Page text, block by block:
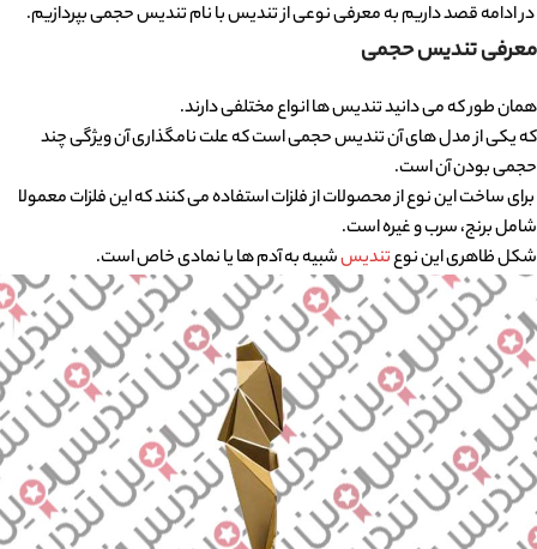
در ادامه قصد داریم به معرفی نوعی از تندیس با نام تندیس حجمی بپردازیم.
معرفی تندیس حجمی
همان طور که می دانید تندیس ها انواع مختلفی دارند.
که یکی از مدل های آن تندیس حجمی است که علت نامگذاری آن ویژگی چند
حجمی بودن آن است.
برای ساخت این نوع از محصولات از فلزات استفاده می کنند که این فلزات معمولا
شامل برنج، سرب و غیره است.
شکل ظاهری این نوعتندیسشبیه به آدم ها یا نمادی خاص است.